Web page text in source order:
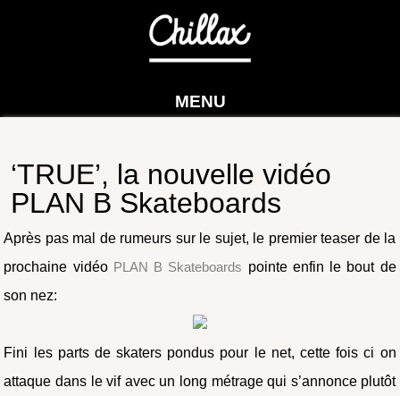
MENU
‘TRUE’, la nouvelle vidéo
PLAN B Skateboards
Après pas mal de rumeurs sur le sujet, le premier teaser de la
prochaine vidéo PLAN B Skateboards pointe enfin le bout de
son nez:
Fini les parts de skaters pondus pour le net, cette fois ci on
attaque dans le vif avec un long métrage qui s’annonce plutôt